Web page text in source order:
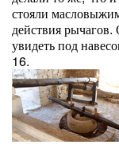
стояли
действия
увидеть под
16.